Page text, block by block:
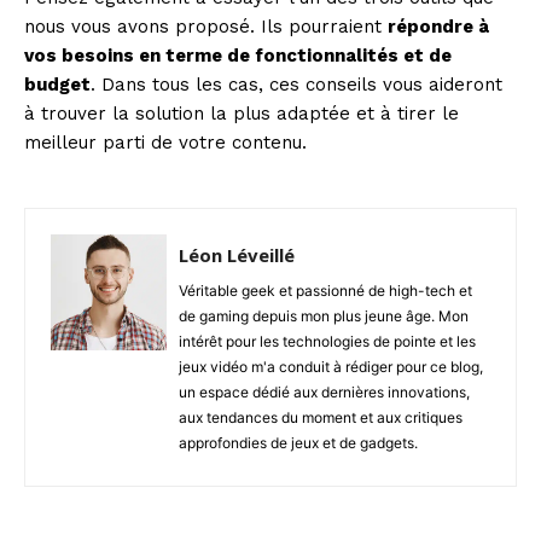
nous vous avons proposé. Ils pourraient répondre à
vos besoins en terme de fonctionnalités et de
budget. Dans tous les cas, ces conseils vous aideront
à trouver la solution la plus adaptée et à tirer le
meilleur parti de votre contenu.
Léon Léveillé
Véritable geek et passionné de high-tech et
de gaming depuis mon plus jeune âge. Mon
intérêt pour les technologies de pointe et les
jeux vidéo m'a conduit à rédiger pour ce blog,
un espace dédié aux dernières innovations,
aux tendances du moment et aux critiques
approfondies de jeux et de gadgets.